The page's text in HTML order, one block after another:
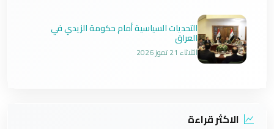
التحديات السياسية أمام حكومة الزيدي في
العراق
الثلاثاء 21 تموز 2026
الاكثر قراءة